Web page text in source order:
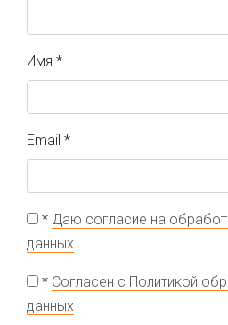
Имя *
Email *
* Даю согласие на
данных
* Согласен с Политикой
данных